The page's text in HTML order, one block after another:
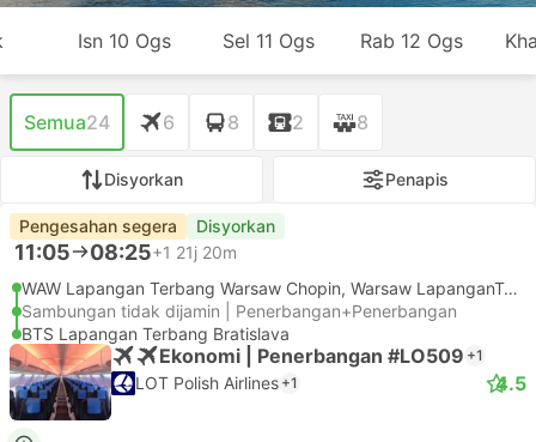
Isn 10 Ogs Sel 11 Ogs Rab 12 Ogs
Semua24 6 8 2 8
Disyorkan Penapis
Pengesahan segera Disyorkan
11:05 08:25+1 21j 20m
WAW Lapangan Terbang Warsaw Chopin, Warsaw LapanganTerbang
Sambungan tidak dijamin | Penerbangan+Penerbangan
BTS Lapangan Terbang Bratislava
Ekonomi | Penerbangan #LO509 +1
LOT Polish Airlines +1 4.5